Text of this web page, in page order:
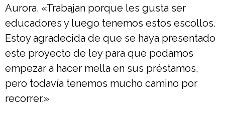
Aurora. «Trabajan porque les gusta ser
educadores y luego tenemos estos escollos.
Estoy agradecida de que se haya presentado
este proyecto de ley para que podamos
empezar a hacer mella en sus préstamos,
pero todavía tenemos mucho camino por
recorrer.»